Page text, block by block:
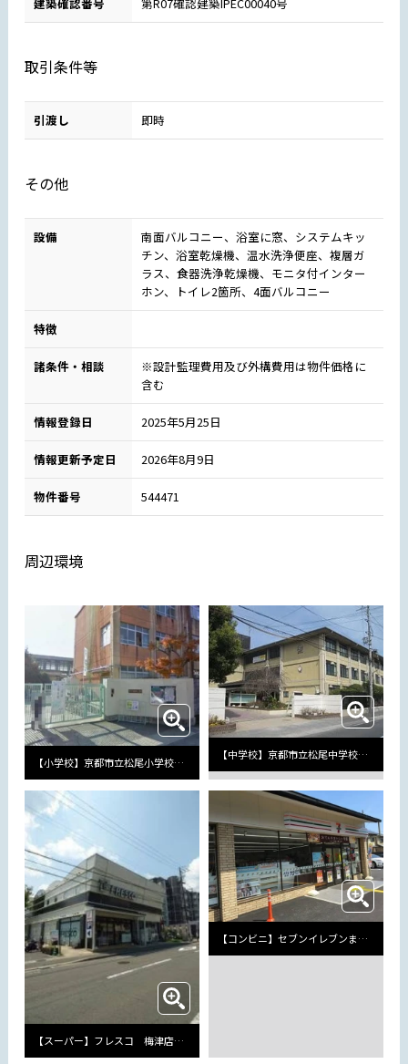
取引条件等
引渡し 即時
その他
設備
南面バルコニー、浴室に窓、システムキッ
チン、浴室乾燥機、温水洗浄便座、複層ガ
ラス、食器洗浄乾燥機、モニタ付インター
ホン、トイレ2箇所、4面バルコニー
特徴
諸条件・相談
※設計監理費用及び外構費用は物件価格に
含む
情報登録日 2025年5月25日
情報更新予定日 2026年8月9日
物件番号 544471
周辺環境
【小学校】京都市立松尾小学校まで535m
【中学校】京都市立松尾中学校まで244m
【スーパー】フレスコ 梅津店まで941m
【コンビニ】セブンイレブンまで330m